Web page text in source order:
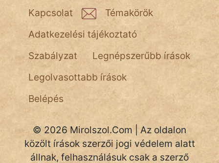
szegény legény
Hoffer Botond
szemfüles
Kapcsolat
Témakörök
Adatkezelési tájékoztató
Szabályzat
Legnépszerűbb írások
Legolvasottabb írások
Belépés
© 2026 Mirolszol.Com | Az oldalon
közölt írások szerzői jogi védelem alatt
állnak, felhasználásuk csak a szerző